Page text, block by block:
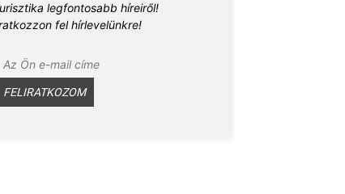
legfontosabb híreiről!
fel hírlevelünkre!